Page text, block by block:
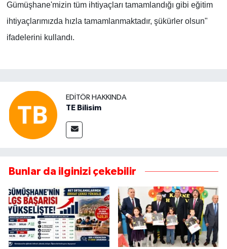
Gümüşhane'mizin tüm ihtiyaçları tamamlandığı gibi eğitim
ihtiyaçlarımızda hızla tamamlanmaktadır, şükürler olsun"
ifadelerini kullandı.
EDITÖR HAKKINDA
TE Bilisim
Bunlar da ilginizi çekebilir